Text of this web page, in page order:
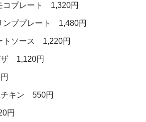
コプレート 1,320円
ンププレート 1,480円
トソース 1,220円
ザ 1,120円
チキン 550円
円